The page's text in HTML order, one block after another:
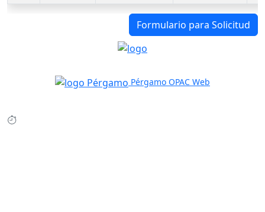
Formulario para Solicitud
Pérgamo OPAC Web